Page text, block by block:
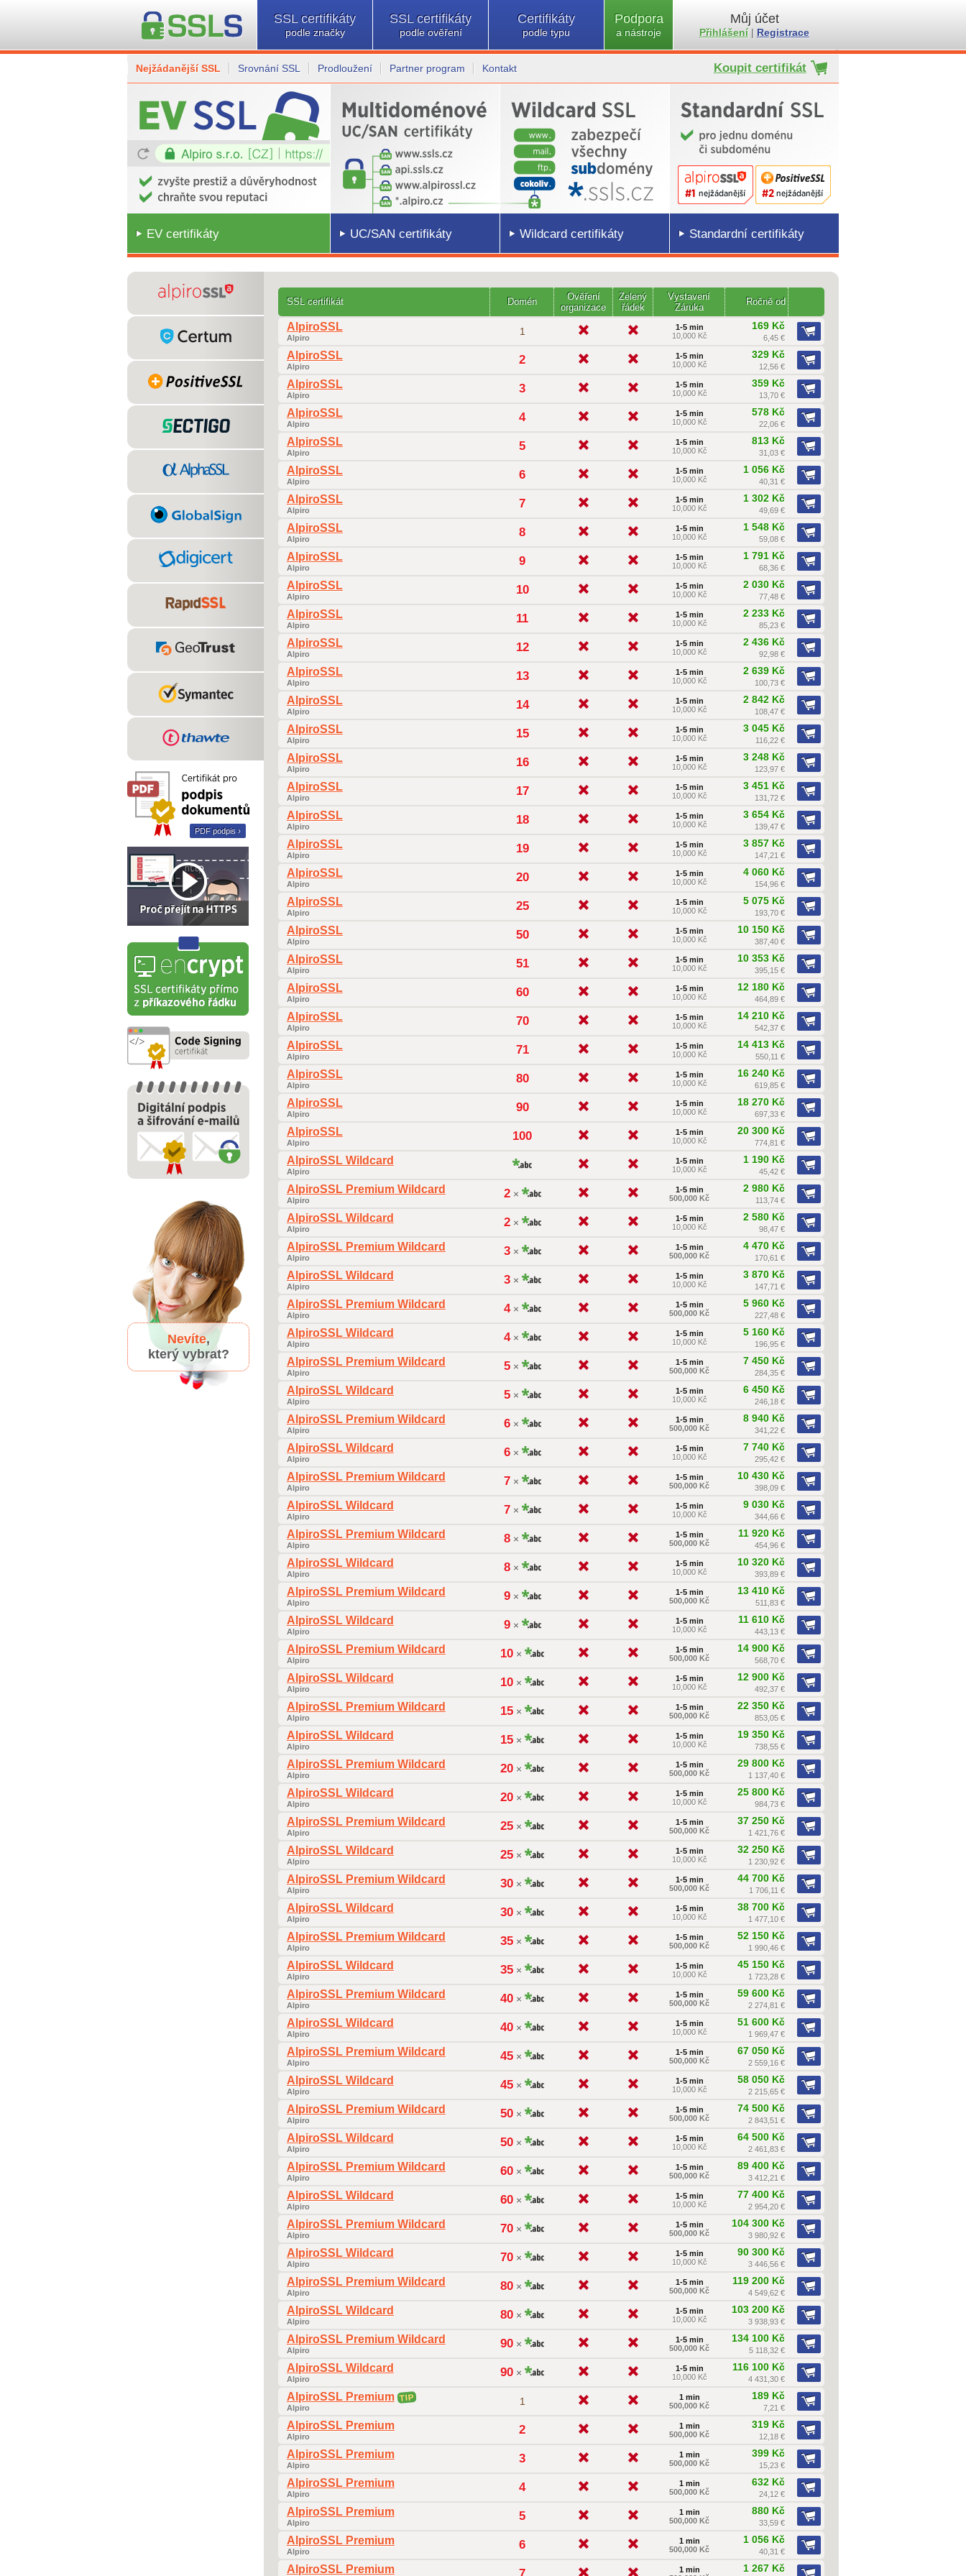
SSL certifikáty
podle značky
SSL certifikáty
podle ověření
Certifikáty
podle typu
Podpora
a nástroje
Můj účet
Přihlášení| Registrace
Nejžádanější SSL Srovnání SSL Prodloužení Partner program Kontakt Koupit certifikát
EV certifikáty UC/SAN certifikáty Wildcard certifikáty Standardní certifikáty
PDF podpis ›
Nevíte,
který vybrat?
SSL certifikát Domén
Ověření
organizace
Zelený
řádek
Vystavení
Záruka
Ročně od
AlpiroSSL
Alpiro
1
1-5 min
10,000 Kč
169 Kč
6,45 €
AlpiroSSL
Alpiro 2
1-5 min
10,000 Kč
329 Kč
12,56 €
AlpiroSSL
Alpiro 3
1-5 min
10,000 Kč
359 Kč
13,70 €
AlpiroSSL
Alpiro 4
1-5 min
10,000 Kč
578 Kč
22,06 €
AlpiroSSL
Alpiro 5
1-5 min
10,000 Kč
813 Kč
31,03 €
AlpiroSSL
Alpiro 6
1-5 min
10,000 Kč
1 056 Kč
40,31 €
AlpiroSSL
Alpiro 7
1-5 min
10,000 Kč
1 302 Kč
49,69 €
AlpiroSSL
Alpiro 8
1-5 min
10,000 Kč
1 548 Kč
59,08 €
AlpiroSSL
Alpiro 9
1-5 min
10,000 Kč
1 791 Kč
68,36 €
AlpiroSSL
Alpiro 10
1-5 min
10,000 Kč
2 030 Kč
77,48 €
AlpiroSSL
Alpiro 11
1-5 min
10,000 Kč
2 233 Kč
85,23 €
AlpiroSSL
Alpiro 12
1-5 min
10,000 Kč
2 436 Kč
92,98 €
AlpiroSSL
Alpiro 13
1-5 min
10,000 Kč
2 639 Kč
100,73 €
AlpiroSSL
Alpiro 14
1-5 min
10,000 Kč
2 842 Kč
108,47 €
AlpiroSSL
Alpiro 15
1-5 min
10,000 Kč
3 045 Kč
116,22 €
AlpiroSSL
Alpiro 16
1-5 min
10,000 Kč
3 248 Kč
123,97 €
AlpiroSSL
Alpiro 17
1-5 min
10,000 Kč
3 451 Kč
131,72 €
AlpiroSSL
Alpiro 18
1-5 min
10,000 Kč
3 654 Kč
139,47 €
AlpiroSSL
Alpiro 19
1-5 min
10,000 Kč
3 857 Kč
147,21 €
AlpiroSSL
Alpiro 20
1-5 min
10,000 Kč
4 060 Kč
154,96 €
AlpiroSSL
Alpiro 25
1-5 min
10,000 Kč
5 075 Kč
193,70 €
AlpiroSSL
Alpiro 50
1-5 min
10,000 Kč
10 150 Kč
387,40 €
AlpiroSSL
Alpiro 51
1-5 min
10,000 Kč
10 353 Kč
395,15 €
AlpiroSSL
Alpiro 60
1-5 min
10,000 Kč
12 180 Kč
464,89 €
AlpiroSSL
Alpiro 70
1-5 min
10,000 Kč
14 210 Kč
542,37 €
AlpiroSSL
Alpiro 71
1-5 min
10,000 Kč
14 413 Kč
550,11 €
AlpiroSSL
Alpiro 80
1-5 min
10,000 Kč
16 240 Kč
619,85 €
AlpiroSSL
Alpiro 90
1-5 min
10,000 Kč
18 270 Kč
697,33 €
AlpiroSSL
Alpiro 100
1-5 min
10,000 Kč
20 300 Kč
774,81 €
AlpiroSSL Wildcard
Alpiro
1-5 min
10,000 Kč
1 190 Kč
45,42 €
AlpiroSSL Premium Wildcard
Alpiro 2×
1-5 min
500,000 Kč
2 980 Kč
113,74 €
AlpiroSSL Wildcard
Alpiro 2×
1-5 min
10,000 Kč
2 580 Kč
98,47 €
AlpiroSSL Premium Wildcard
Alpiro 3×
1-5 min
500,000 Kč
4 470 Kč
170,61 €
AlpiroSSL Wildcard
Alpiro 3×
1-5 min
10,000 Kč
3 870 Kč
147,71 €
AlpiroSSL Premium Wildcard
Alpiro 4×
1-5 min
500,000 Kč
5 960 Kč
227,48 €
AlpiroSSL Wildcard
Alpiro 4×
1-5 min
10,000 Kč
5 160 Kč
196,95 €
AlpiroSSL Premium Wildcard
Alpiro 5×
1-5 min
500,000 Kč
7 450 Kč
284,35 €
AlpiroSSL Wildcard
Alpiro 5×
1-5 min
10,000 Kč
6 450 Kč
246,18 €
AlpiroSSL Premium Wildcard
Alpiro 6×
1-5 min
500,000 Kč
8 940 Kč
341,22 €
AlpiroSSL Wildcard
Alpiro 6×
1-5 min
10,000 Kč
7 740 Kč
295,42 €
AlpiroSSL Premium Wildcard
Alpiro 7×
1-5 min
500,000 Kč
10 430 Kč
398,09 €
AlpiroSSL Wildcard
Alpiro 7×
1-5 min
10,000 Kč
9 030 Kč
344,66 €
AlpiroSSL Premium Wildcard
Alpiro 8×
1-5 min
500,000 Kč
11 920 Kč
454,96 €
AlpiroSSL Wildcard
Alpiro 8×
1-5 min
10,000 Kč
10 320 Kč
393,89 €
AlpiroSSL Premium Wildcard
Alpiro 9×
1-5 min
500,000 Kč
13 410 Kč
511,83 €
AlpiroSSL Wildcard
Alpiro 9×
1-5 min
10,000 Kč
11 610 Kč
443,13 €
AlpiroSSL Premium Wildcard
Alpiro 10 ×
1-5 min
500,000 Kč
14 900 Kč
568,70 €
AlpiroSSL Wildcard
Alpiro 10 ×
1-5 min
10,000 Kč
12 900 Kč
492,37 €
AlpiroSSL Premium Wildcard
Alpiro 15 ×
1-5 min
500,000 Kč
22 350 Kč
853,05 €
AlpiroSSL Wildcard
Alpiro 15 ×
1-5 min
10,000 Kč
19 350 Kč
738,55 €
AlpiroSSL Premium Wildcard
Alpiro 20 ×
1-5 min
500,000 Kč
29 800 Kč
1 137,40 €
AlpiroSSL Wildcard
Alpiro 20 ×
1-5 min
10,000 Kč
25 800 Kč
984,73 €
AlpiroSSL Premium Wildcard
Alpiro 25 ×
1-5 min
500,000 Kč
37 250 Kč
1 421,76 €
AlpiroSSL Wildcard
Alpiro 25 ×
1-5 min
10,000 Kč
32 250 Kč
1 230,92 €
AlpiroSSL Premium Wildcard
Alpiro 30 ×
1-5 min
500,000 Kč
44 700 Kč
1 706,11 €
AlpiroSSL Wildcard
Alpiro 30 ×
1-5 min
10,000 Kč
38 700 Kč
1 477,10 €
AlpiroSSL Premium Wildcard
Alpiro 35 ×
1-5 min
500,000 Kč
52 150 Kč
1 990,46 €
AlpiroSSL Wildcard
Alpiro 35 ×
1-5 min
10,000 Kč
45 150 Kč
1 723,28 €
AlpiroSSL Premium Wildcard
Alpiro 40 ×
1-5 min
500,000 Kč
59 600 Kč
2 274,81 €
AlpiroSSL Wildcard
Alpiro 40 ×
1-5 min
10,000 Kč
51 600 Kč
1 969,47 €
AlpiroSSL Premium Wildcard
Alpiro 45 ×
1-5 min
500,000 Kč
67 050 Kč
2 559,16 €
AlpiroSSL Wildcard
Alpiro 45 ×
1-5 min
10,000 Kč
58 050 Kč
2 215,65 €
AlpiroSSL Premium Wildcard
Alpiro 50 ×
1-5 min
500,000 Kč
74 500 Kč
2 843,51 €
AlpiroSSL Wildcard
Alpiro 50 ×
1-5 min
10,000 Kč
64 500 Kč
2 461,83 €
AlpiroSSL Premium Wildcard
Alpiro 60 ×
1-5 min
500,000 Kč
89 400 Kč
3 412,21 €
AlpiroSSL Wildcard
Alpiro 60 ×
1-5 min
10,000 Kč
77 400 Kč
2 954,20 €
AlpiroSSL Premium Wildcard
Alpiro 70 ×
1-5 min
500,000 Kč
104 300 Kč
3 980,92 €
AlpiroSSL Wildcard
Alpiro 70 ×
1-5 min
10,000 Kč
90 300 Kč
3 446,56 €
AlpiroSSL Premium Wildcard
Alpiro 80 ×
1-5 min
500,000 Kč
119 200 Kč
4 549,62 €
AlpiroSSL Wildcard
Alpiro 80 ×
1-5 min
10,000 Kč
103 200 Kč
3 938,93 €
AlpiroSSL Premium Wildcard
Alpiro 90 ×
1-5 min
500,000 Kč
134 100 Kč
5 118,32 €
AlpiroSSL Wildcard
Alpiro 90 ×
1-5 min
10,000 Kč
116 100 Kč
4 431,30 €
AlpiroSSL Premium TIP
Alpiro
1
1 min
500,000 Kč
189 Kč
7,21 €
AlpiroSSL Premium
Alpiro 2
1 min
500,000 Kč
319 Kč
12,18 €
AlpiroSSL Premium
Alpiro 3
1 min
500,000 Kč
399 Kč
15,23 €
AlpiroSSL Premium
Alpiro 4
1 min
500,000 Kč
632 Kč
24,12 €
AlpiroSSL Premium
Alpiro 5
1 min
500,000 Kč
880 Kč
33,59 €
AlpiroSSL Premium
Alpiro 6
1 min
500,000 Kč
1 056 Kč
40,31 €
AlpiroSSL Premium
1 min
1 267 Kč